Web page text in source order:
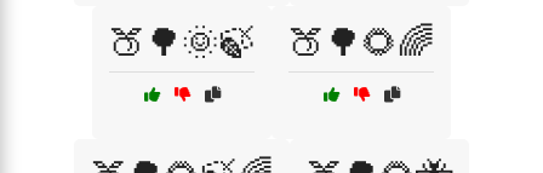
🍑🌳🌞🍃 🍑🌳🌻🌈